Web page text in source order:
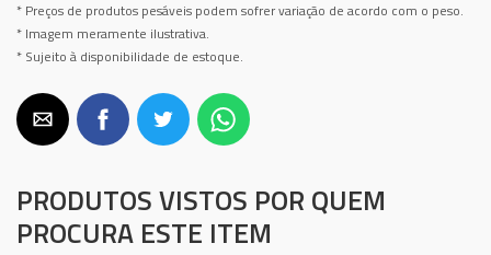
* Preços de produtos pesáveis podem sofrer variação de acordo com o peso.
* Imagem meramente ilustrativa.
* Sujeito à disponibilidade de estoque.
PRODUTOS VISTOS POR QUEM
PROCURA ESTE ITEM